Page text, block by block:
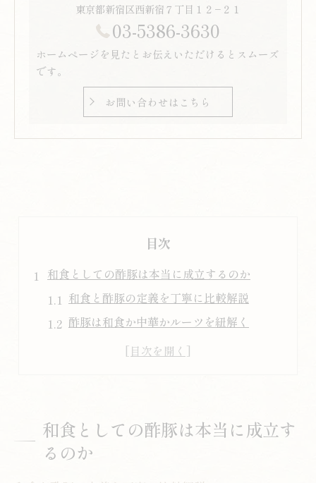
東京都新宿区西新宿７丁目１２−２１
03-5386-3630
ホームページを見たとお伝えいただけるとスムーズ
です。
お問い合わせはこちら
目次
和食としての酢豚は本当に成立するのか
和食と酢豚の定義を丁寧に比較解説
酢豚は和食か中華かルーツを紐解く
日本で広がる酢豚と和食の境界線とは
酢豚が日本の和食文化に浸透した背景
和食と酢豚の融合が生んだ新しい定番
和食としての酢豚は本当に成立す
るのか